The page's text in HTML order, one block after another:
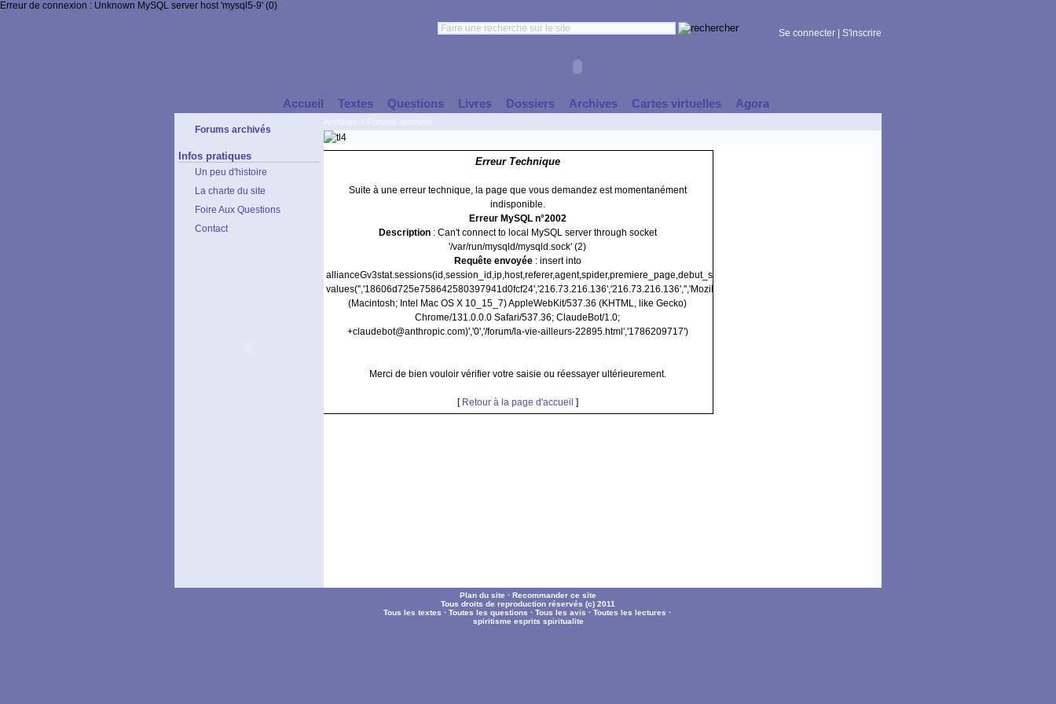
Erreur de connexion : Unknown MySQL server host 'mysql5-9' (0)
Se connecter S'inscrire
Accueil Textes Questions Livres Dossiers Archives Cartes virtuelles Agora
Forums archivés
Infos pratiques
Un peu d'histoire
La charte du site
Foire Aux Questions
Contact
Erreur Technique
Suite à une erreur technique, la page que vous demandez est momentanément
indisponible.
Erreur MySQL n°2002
Description: Can't connect to local MySQL server through socket
'/var/run/mysqld/mysqld.sock' (2)
Requête envoyée: insert into
allianceGv3stat.sessions(id,session_id,ip,host,referer,agent,spider,premiere_page,debut_session)
values('','18606d725e758642580397941d0fcf24','216.73.216.136','216.73.216.136','','Mozilla/5.0
(Macintosh; Intel Mac OS X 10_15_7) AppleWebKit/537.36 (KHTML, like Gecko)
Chrome/131.0.0.0 Safari/537.36; ClaudeBot/1.0;
+claudebot@anthropic.com)','0','/forum/la-vie-ailleurs-22895.html','1786209717')
Merci de bien vouloir vérifier votre saisie ou réessayer ultérieurement.
[ Retour à la page d'accueil ]
Plan du site · Recommander ce site
Tous droits de reproduction réservés (c) 2011
Tous les textes · Toutes les questions · Tous les avis · Toutes les lectures ·
spiritisme esprits spiritualite